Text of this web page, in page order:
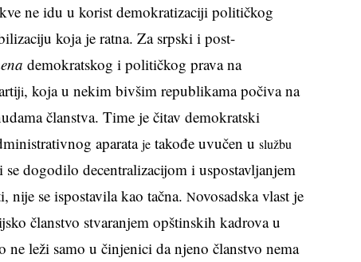
ne idu u korist demokratizaciji političkog
koja je ratna. Za srpski i post-
demokratskog i političkog prava na
i, koja u nekim bivšim republikama počiva na
članstva. Time je čitav demokratski
aparataje takođe uvučen uslužbu
dogodilo decentralizacijom i uspostavljanjem
nije se ispostavila kao tačna.Novosadska vlast je
članstvo stvaranjem opštinskih kadrova u
leži samo u činjenici da njeno članstvo nema